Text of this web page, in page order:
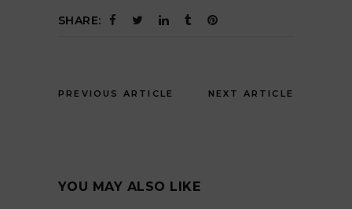
SHARE:
PREVIOUS ARTICLE NEXT ARTICLE
YOU MAY ALSO LIKE